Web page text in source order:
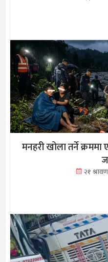
मनहरी खोला तर्ने
२१